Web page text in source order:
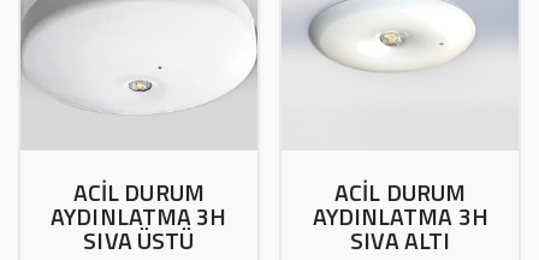
ACİL DURUM
AYDINLATMA 3H
SIVA ÜSTÜ
ACİL DURUM
AYDINLATMA 3H
SIVA ALTI